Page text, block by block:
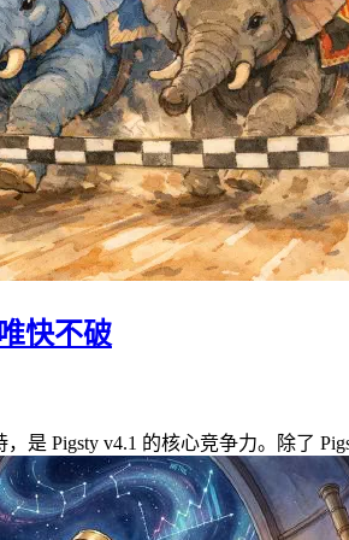
快不破
是 Pigsty v4.1 的核心竞争力。除了